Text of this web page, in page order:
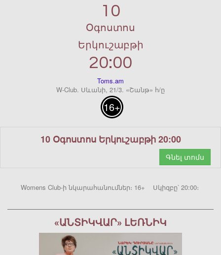
10
Օգոստոս
Երկուշաբթի
20:00
Toms.am
W-Club. Սևանի, 21/3. «Շանթ» հ/ը
16+
10 Օգոստոս Երկուշաբթի 20:00
Գնել տոմս
Womens Club-ի նկարահանումներ։ 16+ Սկիզբը՝ 20:00։
«ԱՆՏԻԿՎԱՐ» ԼԵՌՆԻԿ